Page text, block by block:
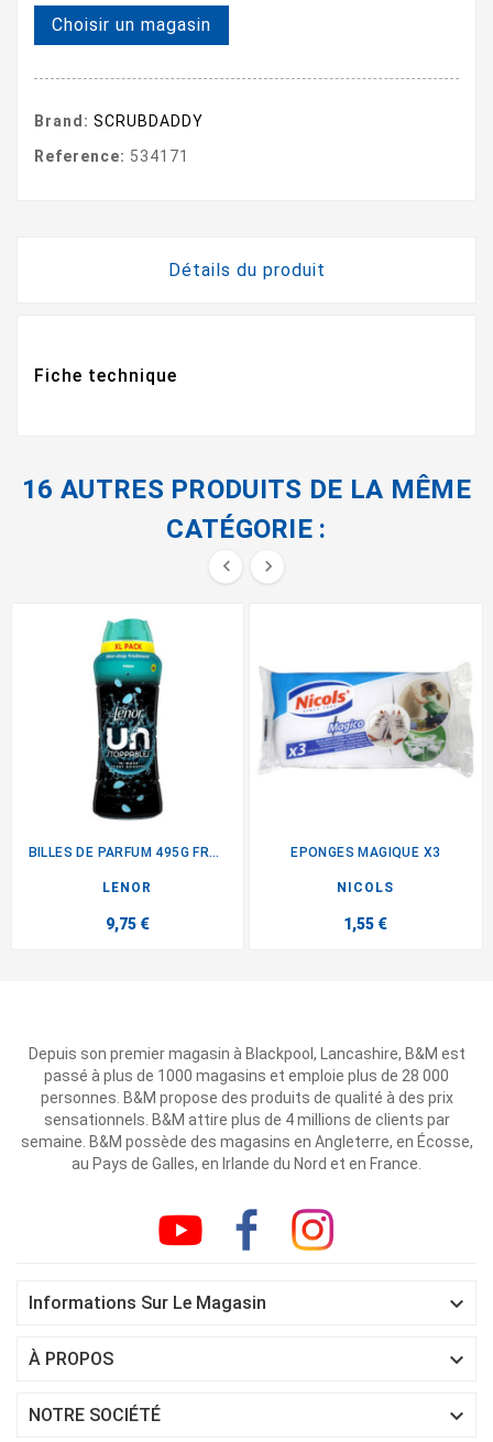
Choisir un magasin
Brand: SCRUBDADDY
Reference: 534171
Détails du produit
Fiche technique
16 AUTRES PRODUITS DE LA MÊME
CATÉGORIE :
 
BILLES DE PARFUM 495G FRESH
LENOR
9,75 €
EPONGES MAGIQUE X3
NICOLS
1,55 €
Depuis son premier magasin à Blackpool, Lancashire, B&M est
passé à plus de 1000 magasins et emploie plus de 28 000
personnes. B&M propose des produits de qualité à des prix
sensationnels. B&M attire plus de 4 millions de clients par
semaine. B&M possède des magasins en Angleterre, en Écosse,
au Pays de Galles, en Irlande du Nord et en France.
Informations Sur Le Magasin 
À PROPOS 
NOTRE SOCIÉTÉ 